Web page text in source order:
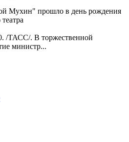
Мухин" прошло в день рождения
/ТАСС/. В торжественной
министр...